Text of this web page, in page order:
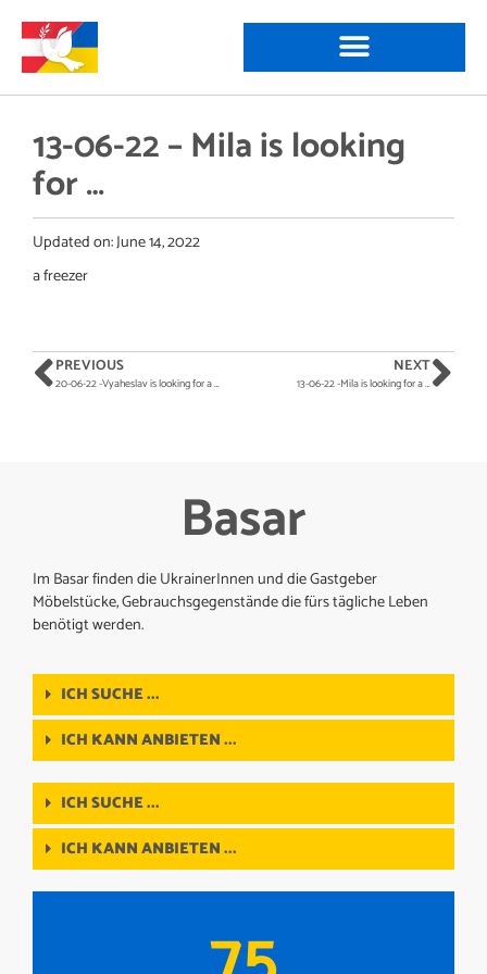
13-06-22 – Mila is looking
for …
Updated on:June 14, 2022
a freezer
PREVIOUS
20-06-22 -Vyaheslav is looking for a …
NEXT
13-06-22 -Mila is looking for a …
Basar
Im Basar finden die UkrainerInnen und die Gastgeber
Möbelstücke, Gebrauchsgegenstände die fürs tägliche Leben
benötigt werden.
ICH SUCHE ...
ICH KANN ANBIETEN ...
ICH SUCHE ...
ICH KANN ANBIETEN ...